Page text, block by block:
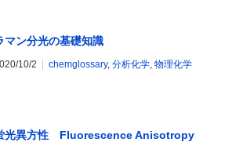
マン分光の基礎知識
10/2 chemglossary, 分析化学, 物理化学
光異方性 Fluorescence Anisotropy